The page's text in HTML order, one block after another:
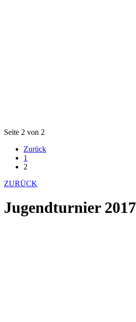
Seite 2 von 2
Zurück
1
2
ZURÜCK
Jugendturnier 2017